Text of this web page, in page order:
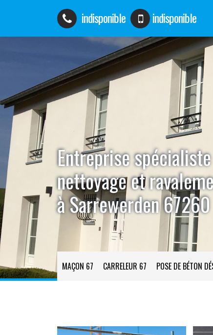
indisponible indisponible
Entreprise
nettoyage et
à Sarrewerden 67260
MAÇON 67 CARRELEUR 67 POSE DE BÉTON